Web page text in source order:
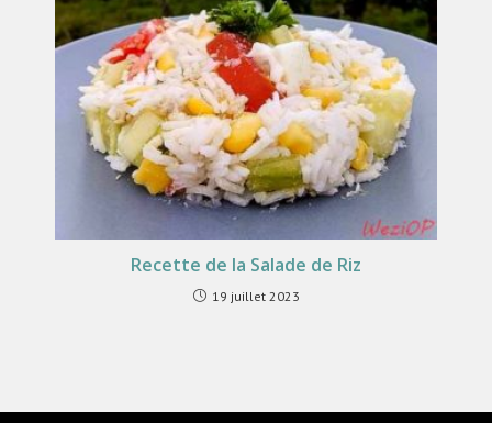
Recette de la Salade de Riz
19 juillet 2023